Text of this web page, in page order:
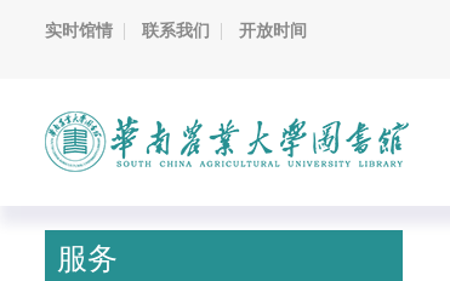
实时馆情 联系我们 开放时间
服务